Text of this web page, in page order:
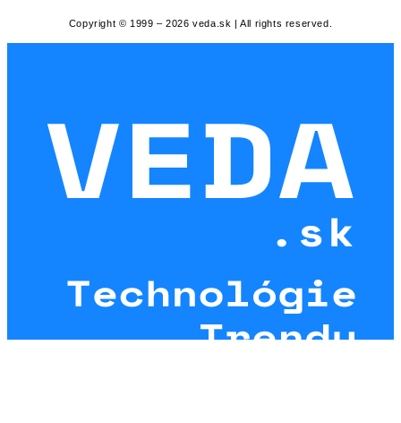
Copyright © 1999 – 2026 veda.sk | All rights reserved.